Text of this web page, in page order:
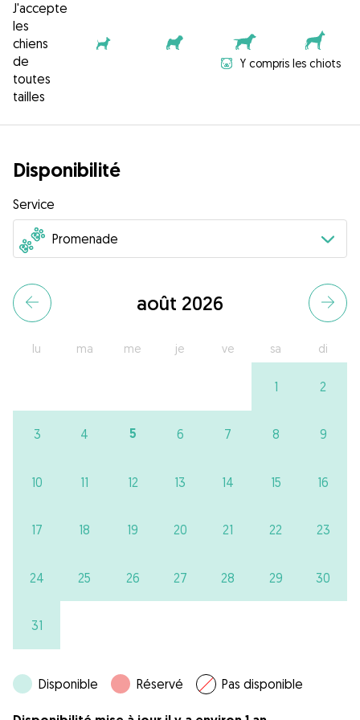
J'accepte
les
chiens
de
toutes
tailles
Y compris les chiots
Disponibilité
Service
août 2026
lu ma me je ve sa di
1 2
3 4 5 6 7 8 9
10 11 12 13 14 15 16
17 18 19 20 21 22 23
24 25 26 27 28 29 30
31
Disponible Réservé Pas disponible